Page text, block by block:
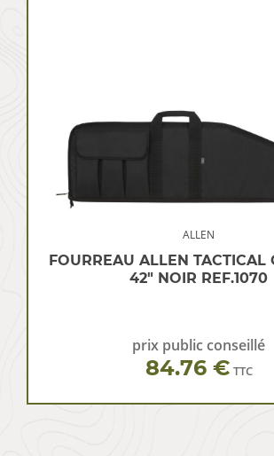
ALLEN
FOURREAU ALLEN TACTICAL
42″ NOIR REF.1070
prix public conseillé
84.76 € TTC